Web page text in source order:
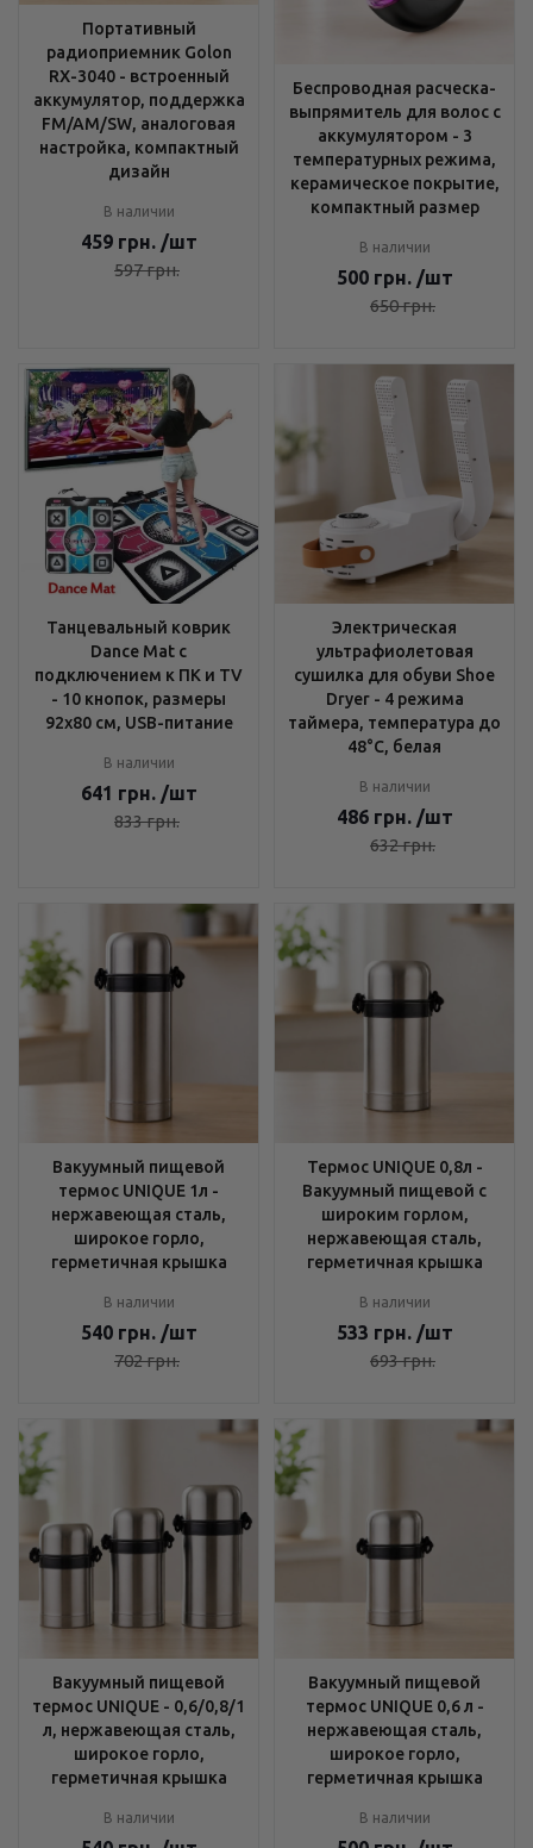
Портативный
радиоприемник Golon
RX-3040 - встроенный
аккумулятор, поддержка
FM/AM/SW, аналоговая
настройка, компактный
дизайн
В наличии
459 грн. /шт
597грн.
Беспроводная расческа-
выпрямитель для волос с
аккумулятором - 3
температурных режима,
керамическое покрытие,
компактный размер
В наличии
500 грн. /шт
650грн.
Танцевальный коврик
Dance Mat с
подключением к ПК и TV
- 10 кнопок, размеры
92х80 см, USB-питание
В наличии
641 грн. /шт
833грн.
Электрическая
ультрафиолетовая
сушилка для обуви Shoe
Dryer - 4 режима
таймера, температура до
48°C, белая
В наличии
486 грн. /шт
632грн.
Вакуумный пищевой
термос UNIQUE 1л -
нержавеющая сталь,
широкое горло,
герметичная крышка
В наличии
540 грн. /шт
702грн.
Термос UNIQUE 0,8л -
Вакуумный пищевой с
широким горлом,
нержавеющая сталь,
герметичная крышка
В наличии
533 грн. /шт
693грн.
Вакуумный пищевой
термос UNIQUE - 0,6/0,8/1
л, нержавеющая сталь,
широкое горло,
герметичная крышка
В наличии
Вакуумный пищевой
термос UNIQUE 0,6 л -
нержавеющая сталь,
широкое горло,
герметичная крышка
В наличии